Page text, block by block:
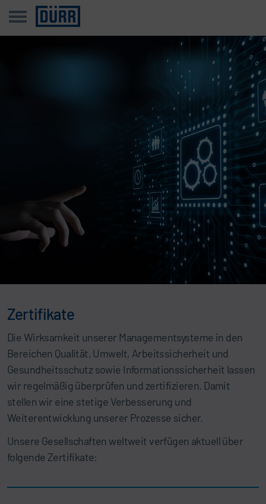
Zertifikate
Die Wirksamkeit unserer Managementsysteme in den
Bereichen Qualität, Umwelt, Arbeitssicherheit und
Gesundheitsschutz sowie Informationssicherheit lassen
wir regelmäßig überprüfen und zertifizieren. Damit
stellen wir eine stetige Verbesserung und
Weiterentwicklung unserer Prozesse sicher.
Unsere Gesellschaften weltweit verfügen aktuell über
folgende Zertifikate: